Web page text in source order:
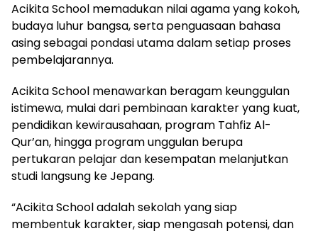
Acikita School memadukan nilai agama yang kokoh,
budaya luhur bangsa, serta penguasaan bahasa
asing sebagai pondasi utama dalam setiap proses
pembelajarannya.
Acikita School menawarkan beragam keunggulan
istimewa, mulai dari pembinaan karakter yang kuat,
pendidikan kewirausahaan, program Tahfiz Al-
Qur’an, hingga program unggulan berupa
pertukaran pelajar dan kesempatan melanjutkan
studi langsung ke Jepang.
“Acikita School adalah sekolah yang siap
membentuk karakter, siap mengasah potensi, dan